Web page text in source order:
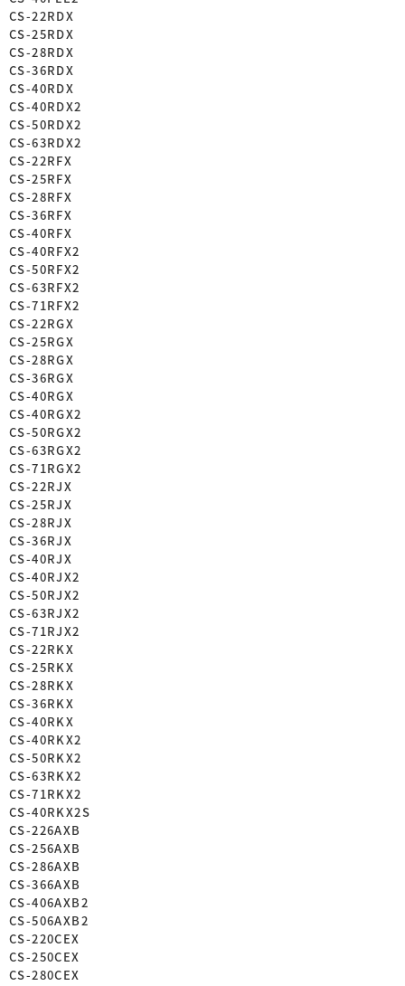
CS-22RDX
CS-25RDX
CS-28RDX
CS-36RDX
CS-40RDX
CS-40RDX2
CS-50RDX2
CS-63RDX2
CS-22RFX
CS-25RFX
CS-28RFX
CS-36RFX
CS-40RFX
CS-40RFX2
CS-50RFX2
CS-63RFX2
CS-71RFX2
CS-22RGX
CS-25RGX
CS-28RGX
CS-36RGX
CS-40RGX
CS-40RGX2
CS-50RGX2
CS-63RGX2
CS-71RGX2
CS-22RJX
CS-25RJX
CS-28RJX
CS-36RJX
CS-40RJX
CS-40RJX2
CS-50RJX2
CS-63RJX2
CS-71RJX2
CS-22RKX
CS-25RKX
CS-28RKX
CS-36RKX
CS-40RKX
CS-40RKX2
CS-50RKX2
CS-63RKX2
CS-71RKX2
CS-40RKX2S
CS-226AXB
CS-256AXB
CS-286AXB
CS-366AXB
CS-406AXB2
CS-506AXB2
CS-220CEX
CS-250CEX
CS-280CEX